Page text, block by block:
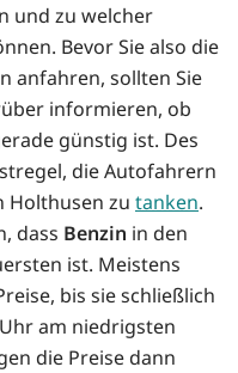
und zu welcher
Bevor Sie also die
anfahren, sollten Sie
informieren, ob
günstig ist. Des
die Autofahrern
Holthusen zu tanken.
dass Benzin in den
ist. Meistens
bis sie schließlich
am niedrigsten
die Preise dann